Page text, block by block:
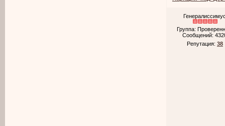
Группа:
Сообщений:
Репутация: 38